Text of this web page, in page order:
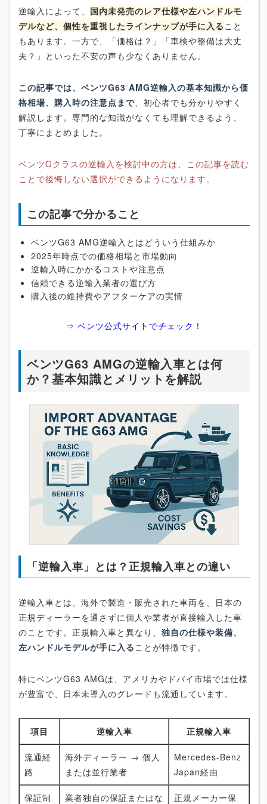
逆輸入によって、 国内未発売のレア仕様や左ハンドルモ
デルなど、個性を重視したラインナップが手に入ること
もあります。一方で、「価格は？」「車検や整備は大丈
夫？」といった不安の声も少なくありません。
この記事では、ベンツG63 AMG逆輸入の基本知識から価
格相場、購入時の注意点まで、初心者でも分かりやすく
解説します。専門的な知識がなくても理解できるよう、
丁寧にまとめました。
ベンツGクラスの逆輸入を検討中の方は、この記事を読む
ことで後悔しない選択ができるようになります。
この記事で分かること
ベンツG63 AMG逆輸入とはどういう仕組みか
2025年時点での価格相場と市場動向
逆輸入時にかかるコストや注意点
信頼できる逆輸入業者の選び方
購入後の維持費やアフターケアの実情
⇒ ベンツ公式サイトでチェック！
ベンツG63 AMGの逆輸入車とは何
か？基本知識とメリットを解説
「逆輸入車」とは？正規輸入車との違い
逆輸入車とは、海外で製造・販売された車両を、日本の
正規ディーラーを通さずに個人や業者が直接輸入した車
のことです。正規輸入車と異なり、 独自の仕様や装備、
左ハンドルモデルが手に入る ことが特徴です。
特にベンツG63 AMGは、アメリカやドバイ市場では仕様
が豊富で、日本未導入のグレードも流通しています。
項目 逆輸入車 正規輸入車
流通経
路
海外ディーラー → 個人
または並行業者
Mercedes-Benz
Japan経由
保証制
業者独自の保証またはな
正規メーカー保